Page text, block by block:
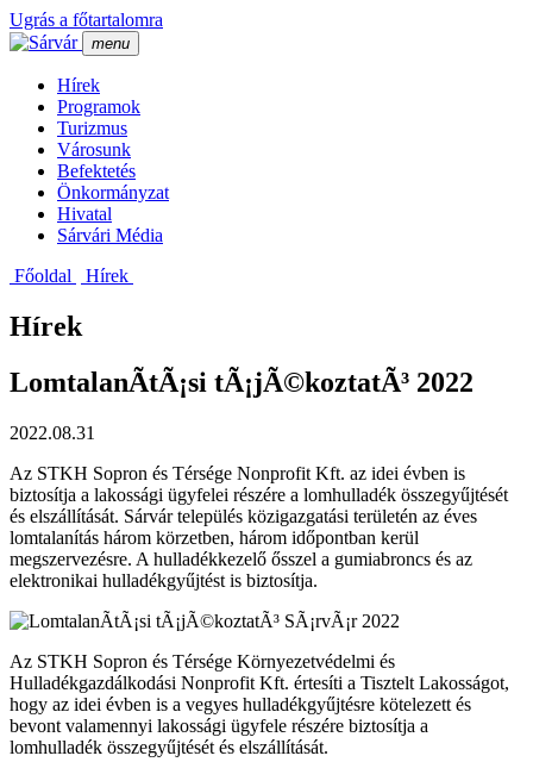
Ugrás a főtartalomra
menu
Hí­rek
Programok
Turizmus
Városunk
Befektetés
Önkormányzat
Hivatal
Sárvári Média
Főoldal
Hí­rek
Hírek
LomtalanÃ­tÃ¡si tÃ¡jÃ©koztatÃ³ 2022
2022.08.31
Az STKH Sopron és Térsége Nonprofit Kft. az idei évben is
biztosítja a lakossági ügyfelei részére a lomhulladék összegyűjtését
és elszállítását. Sárvár település közigazgatási területén az éves
lomtalanítás három körzetben, három időpontban kerül
megszervezésre. A hulladékkezelő ősszel a gumiabroncs és az
elektronikai hulladékgyűjtést is biztosítja.
Az STKH Sopron és Térsége Környezetvédelmi és
Hulladékgazdálkodási Nonprofit Kft. értesíti a Tisztelt Lakosságot,
hogy az idei évben is a vegyes hulladékgyűjtésre kötelezett és
bevont valamennyi lakossági ügyfele részére biztosítja a
lomhulladék összegyűjtését és elszállítását.